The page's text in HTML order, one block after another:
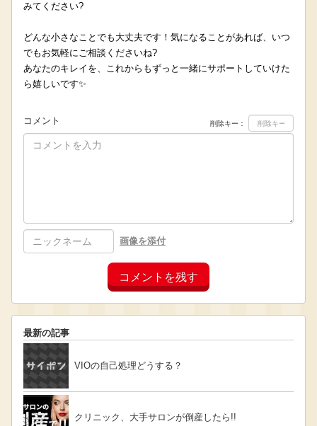
みてください?
どんな小さなことでも大丈夫です！気になることがあれば、いつ
でもお気軽にご相談くださいね?
あなたのキレイを、これからもずっと一緒にサポートしていけた
ら嬉しいです✨
コメント 削除キー：
画像を添付
コメントを残す
最新の記事
VIOの自己処理どうする？
クリニック、大手サロンが倒産したら!!